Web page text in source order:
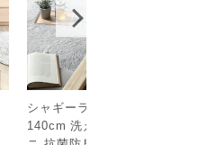
次へ >
シャギーラグ 円形 140×
140cm 洗える 防音 防ダ